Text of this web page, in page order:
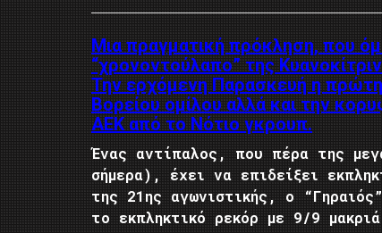
Μια πραγματική πρόκληση, που
“χρονοντούλαπο” της
Την ερχόμενη Παρασκευή η
Βορείου ομίλου αλλά και την
ΑΕΚ από το Νότιο γκρουπ.
Ένας αντίπαλος, που πέρα της
σήμερα), έχει να επιδείξει
της 21ης αγωνιστικής, ο
το εκπληκτικό ρεκόρ με 9/9